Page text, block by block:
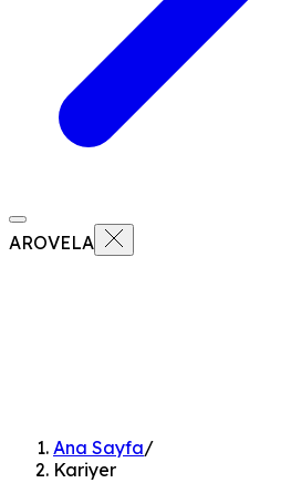
AROVELA
Ana Sayfa/
Kariyer